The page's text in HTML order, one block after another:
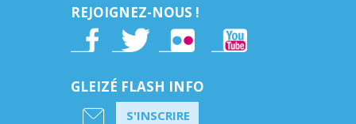
REJOIGNEZ-NOUS !
GLEIZÉ FLASH INFO
S'INSCRIRE